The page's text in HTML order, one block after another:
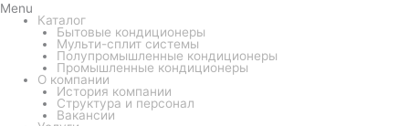
Menu
Каталог
Бытовые кондиционеры
Мульти-сплит системы
Полупромышленные кондиционеры
Промышленные кондиционеры
О компании
История компании
Структура и персонал
Вакансии